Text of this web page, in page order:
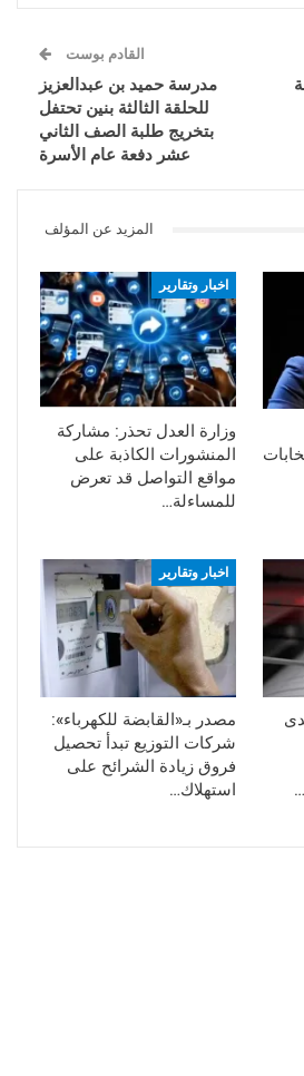
القادم بوست
مدرسة حميد بن عبدالعزيز
للحلقة الثالثة بنين تحتفل
بتخريج طلبة الصف الثاني
عشر دفعة عام الأسرة
المزيد عن المؤلف
اخبار وتقارير
وزارة العدل تحذر: مشاركة
المنشورات الكاذبة على
مواقع التواصل قد تعرض
للمساءلة…
اخبار وتقارير
مصدر بـ«القابضة للكهرباء»:
شركات التوزيع تبدأ تحصيل
فروق زيادة الشرائح على
استهلاك…